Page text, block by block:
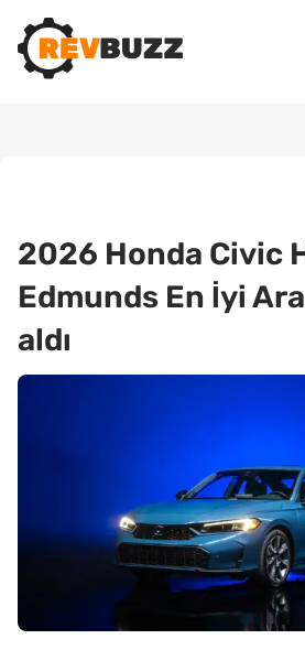
2026 Honda Civic
Edmunds En İyi
aldı